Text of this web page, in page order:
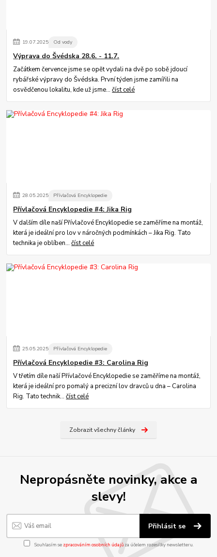
19.07.2025 Od vody
Výprava do Švédska 28.6. - 11.7.
Začátkem července jsme se opět vydali na dvě po sobě jdoucí
rybářské výpravy do Švédska. První týden jsme zamířili na
osvědčenou lokalitu, kde už jsme...číst celé
28.05.2025 Přívlačová Encyklopedie
Přívlačová Encyklopedie #4: Jika Rig
V dalším díle naší Přívlačové Encyklopedie se zaměříme na montáž,
která je ideální pro lov v náročných podmínkách – Jika Rig. Tato
technika je oblíben...číst celé
25.05.2025 Přívlačová Encyklopedie
Přívlačová Encyklopedie #3: Carolina Rig
V třetím díle naší Přívlačové Encyklopedie se zaměříme na montáž,
která je ideální pro pomalý a precizní lov dravců u dna – Carolina
Rig. Tato technik...číst celé
Zobrazit všechny články
Nepropásněte novinky, akce a
slevy!
Přihlásit se
Souhlasím se zpracováním osobních údajůza účelem rozesílky newsletteru.